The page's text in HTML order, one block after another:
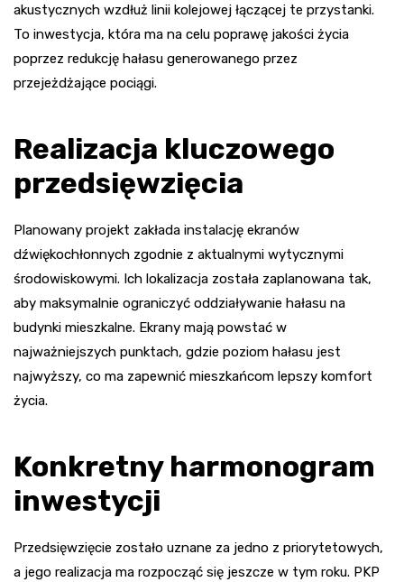
akustycznych wzdłuż linii kolejowej łączącej te przystanki.
To inwestycja, która ma na celu poprawę jakości życia
poprzez redukcję hałasu generowanego przez
przejeżdżające pociągi.
Realizacja kluczowego
przedsięwzięcia
Planowany projekt zakłada instalację ekranów
dźwiękochłonnych zgodnie z aktualnymi wytycznymi
środowiskowymi. Ich lokalizacja została zaplanowana tak,
aby maksymalnie ograniczyć oddziaływanie hałasu na
budynki mieszkalne. Ekrany mają powstać w
najważniejszych punktach, gdzie poziom hałasu jest
najwyższy, co ma zapewnić mieszkańcom lepszy komfort
życia.
Konkretny harmonogram
inwestycji
Przedsięwzięcie zostało uznane za jedno z priorytetowych,
a jego realizacja ma rozpocząć się jeszcze w tym roku. PKP